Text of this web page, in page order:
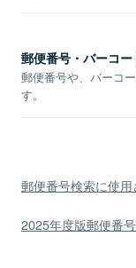
郵便番号・バーコ
郵便番号や、バーコ
す。
郵便番号検索に使
2025年度版郵便番